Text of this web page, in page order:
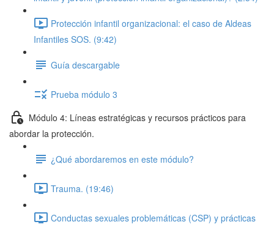
Protección infantil organizacional: el caso de Aldeas
Infantiles SOS. (9:42)
Guía descargable
Prueba módulo 3
Módulo 4: Líneas estratégicas y recursos prácticos para
abordar la protección.
¿Qué abordaremos en este módulo?
Trauma. (19:46)
Conductas sexuales problemáticas (CSP) y prácticas